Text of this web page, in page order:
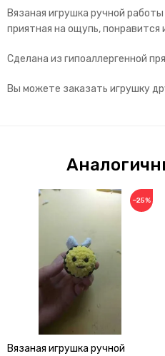
Вязаная игрушка ручной
приятная на ощупь,
Сделана из гипоаллергенной
Вы можете заказать игрушку
−25%
Вязаная игрушка ручной